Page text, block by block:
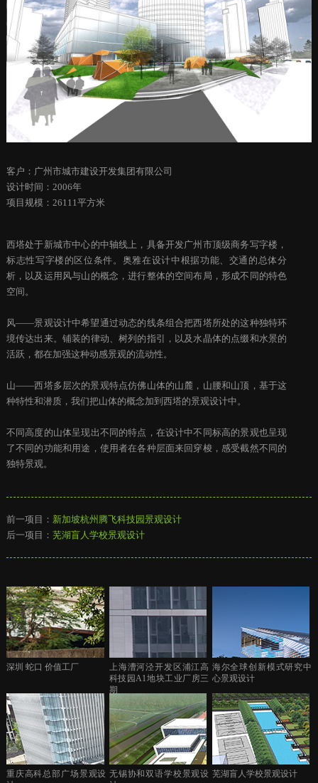
客户：广州市城市建设开发集团有限公司
设计时间：2006年
项目规模：26111平方米
西塔处于新城市中心的中轴线上，具备开发广州市顶级商务写字楼，
标志性写字楼的区位条件。奥雅在设计中根据功能、交通的总体分
析，以及运用风与山的概念，进行整体的空间布局，形成不同的特色
空间。
风——景观设计中希望通过动态的线条组合把西塔所处的这种独特环
境传达出来。铺装的律动、树列的指引，以及水晶体的点缀和水景的
活跃，都在加强这种动感景观的流动性。
山——西塔多层次的景观特点仿佛山体的山麓，山腰和山顶，基于这
种特性和潜质，我们把山体的概念加到西塔的景观设计中。
不同高度的山体呈现出不同的特点，在设计中不同标高的景观也呈现
了不同的功能和用途，使用者在各种层面来回穿梭，感受截然不同的
独特景观。
前一项目： 新加坡杭州腾飞科技园景观设计
后一项目： 芜湖盲人学校景观设计
深圳 蛇口 价值工厂
上海漕河泾开发区浦江高
科技园A1地块工业厂房三
期
海尔全球创新模式研究中
心景观设计
重庆高科总部广场景观设 无锡协和双语学校景观设 芜湖盲人学校景观设计